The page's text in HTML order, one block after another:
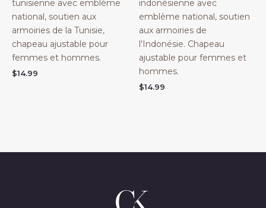
tunisienne avec emblème
national, soutien aux
armoiries de la Tunisie,
chapeau ajustable pour
femmes et hommes.
$14.99
indonésienne avec
emblème national, soutien
aux armoiries de
l’Indonésie. Chapeau
ajustable pour femmes et
hommes.
$14.99